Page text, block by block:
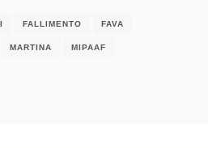
FALLIMENTO FAVA
MARTINA MIPAAF